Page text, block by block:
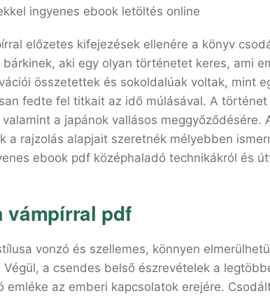
ingyenes ebook letöltés online
előzetes kifejezések ellenére a könyv
bárkinek, aki egy olyan történetet keres, ami
összetettek és sokoldalúak voltak, mint
fedte fel titkait az idő múlásával. A
a japánok vallásos meggyőződésére.
a rajzolás alapjait szeretnék mélyebben
ebook pdf középhaladó technikákról és
vámpírral pdf
vonzó és szellemes, könnyen
a csendes belső észrevételek a
emléke az emberi kapcsolatok erejére.